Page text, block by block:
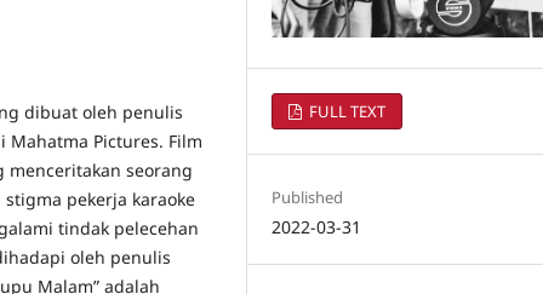
dibuat oleh penulis
Mahatma Pictures. Film
menceritakan seorang
pekerja karaoke
tindak pelecehan
oleh penulis
Malam” adalah
FULL TEXT
Published
2022-03-31